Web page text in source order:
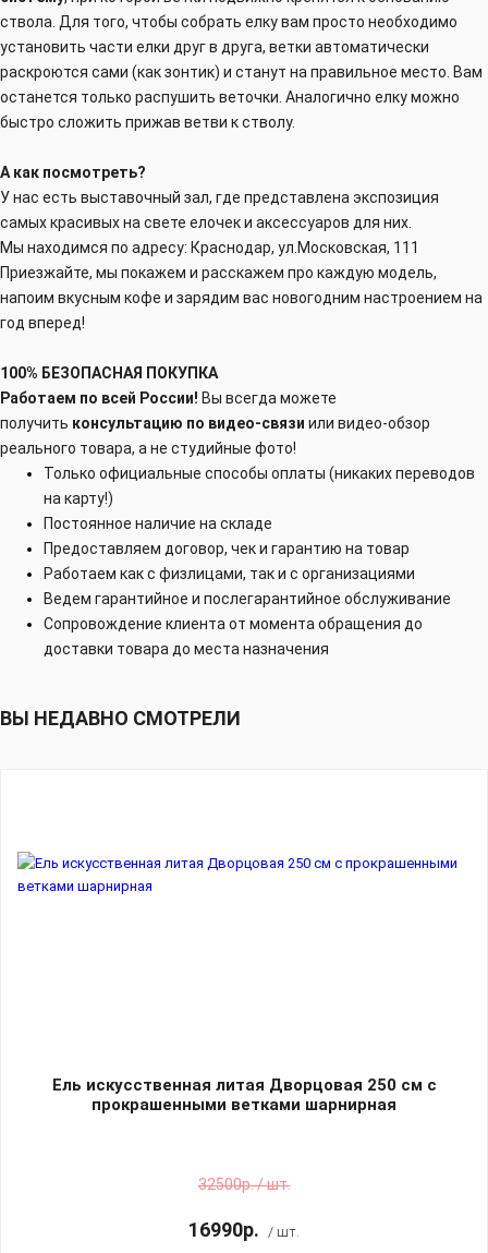
ствола. Для того, чтобы собрать елку вам просто необходимо
установить части елки друг в друга, ветки автоматически
раскроются сами (как зонтик) и станут на правильное место. Вам
останется только распушить веточки. Аналогично елку можно
быстро сложить прижав ветви к стволу.
А как посмотреть?
У нас есть выставочный зал, где представлена экспозиция
самых красивых на свете елочек и аксессуаров для них.
Мы находимся по адресу: Краснодар, ул.Московская, 111
Приезжайте, мы покажем и расскажем про каждую модель,
напоим вкусным кофе и зарядим вас новогодним настроением на
год вперед!
100% БЕЗОПАСНАЯ ПОКУПКА
Работаем по всей России! Вы всегда можете
получить консультацию по видео-связи или видео-обзор
реального товара, а не студийные фото!
Только официальные способы оплаты (никаких переводов
на карту!)
Постоянное наличие на складе
Предоставляем договор, чек и гарантию на товар
Работаем как с физлицами, так и с организациями
Ведем гарантийное и послегарантийное обслуживание
Сопровождение клиента от момента обращения до
доставки товара до места назначения
ВЫ НЕДАВНО СМОТРЕЛИ
Ель искусственная литая Дворцовая 250 см с
прокрашенными ветками шарнирная
32500р. / шт.
16990р. / шт.